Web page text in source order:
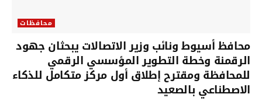
محافظات
محافظ أسيوط ونائب وزير الاتصالات يبحثان جهود
الرقمنة وخطة التطوير المؤسسي الرقمي
للمحافظة ومقترح إطلاق أول مركز متكامل للذكاء
الاصطناعي بالصعيد